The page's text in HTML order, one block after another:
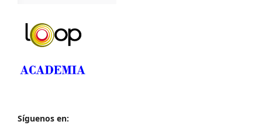
Síguenos en: